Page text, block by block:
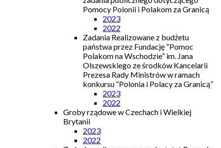
Pomocy Polonii i Polakom za Granicą
2023
2022
Zadania Realizowane z budżetu
państwa przez Fundację “Pomoc
Polakom na Wschodzie” im. Jana
Olszewskiego ze środków Kancelarii
Prezesa Rady Ministrów w ramach
konkursu “Polonia i Polacy za Granicą”
2023
2022
Groby rządowe w Czechach i Wielkiej
Brytanii
2023
2022